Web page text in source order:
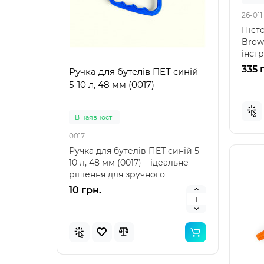
Ручка для бутелів ПЕТ синій
5-10 л, 48 мм (0017)
В наявностi
0017
Ручка для бутелів ПЕТ синій 5-
10 л, 48 мм (0017) – ідеальне
рішення для зручного
транспортування Ру..
10 грн.
В
10
26-011
335